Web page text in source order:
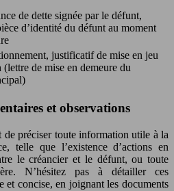
de dette signée par le défunt,
d’identité du défunt au moment
justificatif de mise en jeu
(lettre de mise en demeure du
et observations
de préciser toute information utile à la
telle que l’existence d’actions en
le créancier et le défunt, ou toute
N’hésitez pas à détailler ces
et concise, en joignant les documents